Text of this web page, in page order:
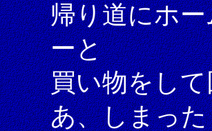
帰り道にホ
ーと
買い物をし
あ、しまっ